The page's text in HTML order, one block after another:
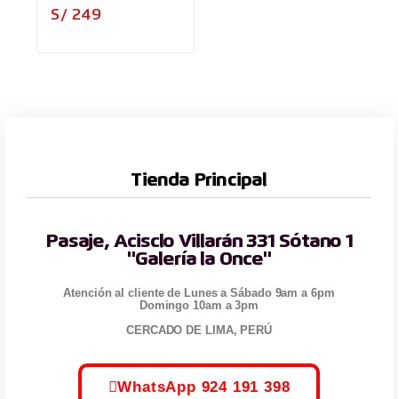
S/ 249
Tienda Principal
Pasaje, Acisclo Villarán 331 Sótano 1
"Galería la Once"
Atención al cliente de Lunes a Sábado 9am a 6pm
Domingo 10am a 3pm
CERCADO DE LIMA, PERÚ
WhatsApp 924 191 398